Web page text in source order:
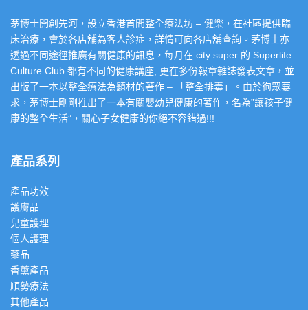
茅博士開創先河，設立香港首間整全療法坊 – 健樂，在社區提供臨
床治療，會於各店舖為客人診症，詳情可向各店舖查詢。茅博士亦
透過不同途徑推廣有關健康的訊息，每月在 city super 的 Superlife
Culture Club 都有不同的健康講座, 更在多份報章雜誌發表文章，並
出版了一本以整全療法為題材的著作 – 「整全排毒」。由於徇眾要
求，茅博士剛剛推出了一本有關嬰幼兒健康的著作，名為”讓孩子健
康的整全生活”，關心子女健康的你絕不容錯過!!!
產品系列
產品功效
護膚品
兒童護理
個人護理
藥品
香薰產品
順勢療法
其他產品